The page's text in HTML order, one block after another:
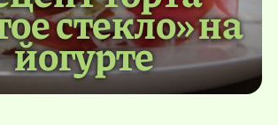
стекло» на
йогурте